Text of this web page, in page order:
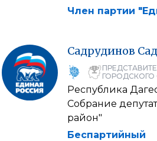
Член партии
Садрудинов
ГОРОДСКОГО
Республика
Собрание
район"
Беспартийный